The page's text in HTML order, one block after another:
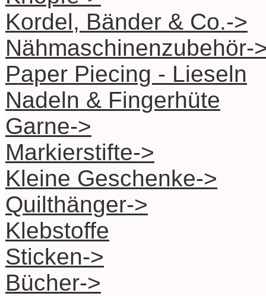
Kordel, Bänder & Co.->
Nähmaschinenzubehör-
Paper Piecing - Lieseln
Nadeln & Fingerhüte
Garne->
Markierstifte->
Kleine Geschenke->
Quilthänger->
Klebstoffe
Sticken->
Bücher->